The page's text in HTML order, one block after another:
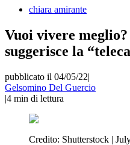
chiara amirante
Vuoi vivere
suggerisce la
pubblicato il 04/05/22|
Gelsomino Del Guercio
|4 min di lettura
Credito: Shutterstock |